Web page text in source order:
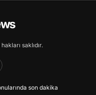
saklıdır.
son dakika